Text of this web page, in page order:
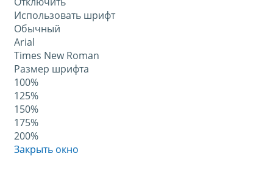
Использовать шрифт
Обычный
Arial
Times New Roman
Размер шрифта
100%
125%
150%
175%
200%
Закрыть окно